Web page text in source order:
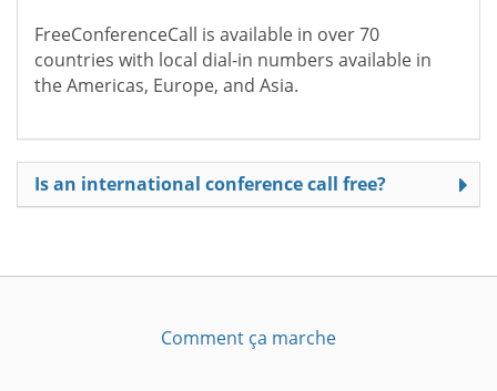
FreeConferenceCall is available in over 70
countries with local dial-in numbers available in
the Americas, Europe, and Asia.
Is an international conference call free?
Comment ça marche